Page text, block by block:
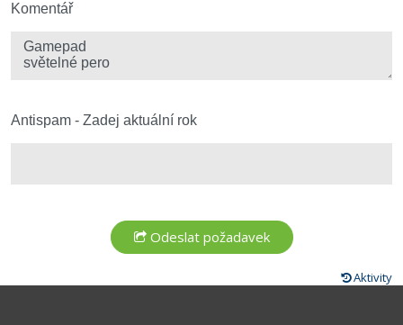
Komentář
Antispam - Zadej aktuální rok
Aktivity